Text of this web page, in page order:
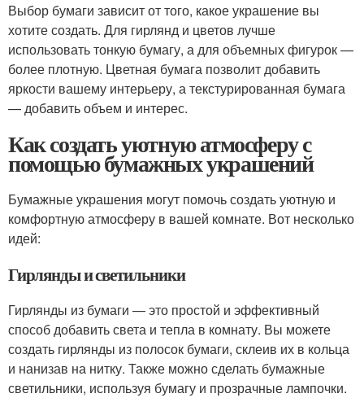
Выбор бумаги зависит от того, какое украшение вы
хотите создать. Для гирлянд и цветов лучше
использовать тонкую бумагу, а для объемных фигурок —
более плотную. Цветная бумага позволит добавить
яркости вашему интерьеру, а текстурированная бумага
— добавить объем и интерес.
Как создать уютную атмосферу с
помощью бумажных украшений
Бумажные украшения могут помочь создать уютную и
комфортную атмосферу в вашей комнате. Вот несколько
идей:
Гирлянды и светильники
Гирлянды из бумаги — это простой и эффективный
способ добавить света и тепла в комнату. Вы можете
создать гирлянды из полосок бумаги, склеив их в кольца
и нанизав на нитку. Также можно сделать бумажные
светильники, используя бумагу и прозрачные лампочки.